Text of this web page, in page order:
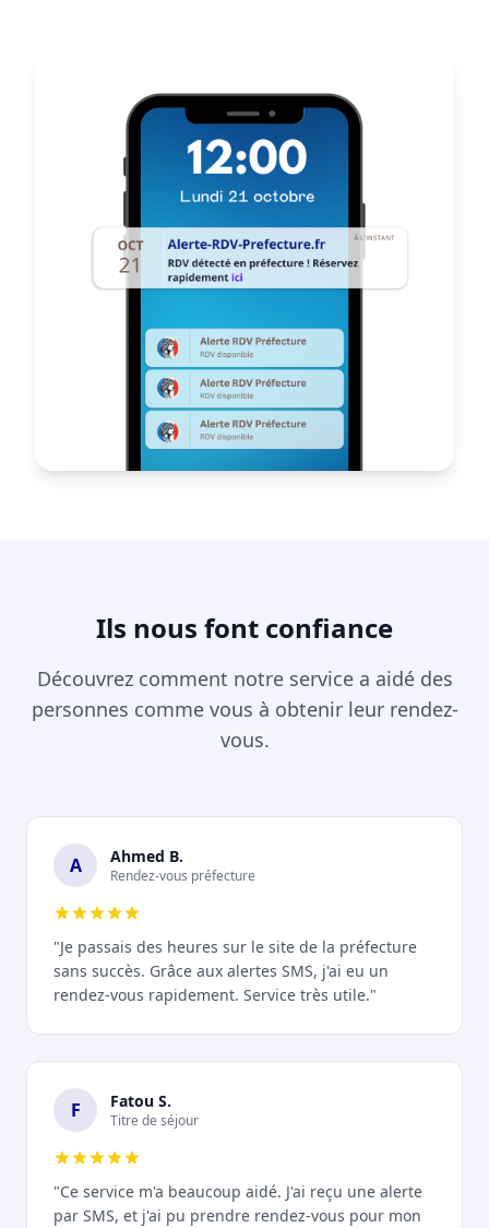
Ils nous font confiance
Découvrez comment notre service a aidé des
personnes comme vous à obtenir leur rendez-
vous.
A Ahmed B.
Rendez-vous préfecture
"Je passais des heures sur le site de la préfecture
sans succès. Grâce aux alertes SMS, j'ai eu un
rendez-vous rapidement. Service très utile."
F Fatou S.
Titre de séjour
"Ce service m'a beaucoup aidé. J'ai reçu une alerte
par SMS, et j'ai pu prendre rendez-vous pour mon